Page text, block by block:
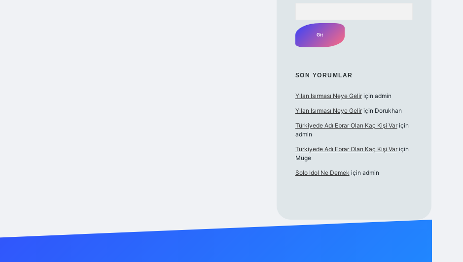
SON YORUMLAR
Yılan Isırması Neye Geliriçin admin
Yılan Isırması Neye Geliriçin Dorukhan
Türkiyede Adı Ebrar Olan Kaç Kişi Variçin
admin
Türkiyede Adı Ebrar Olan Kaç Kişi Variçin
Müge
Solo Idol Ne Demek için admin